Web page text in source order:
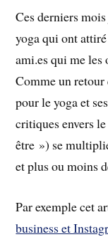
Ces derniers
yoga qui ont
ami.es qui me les
Comme un retour
pour le yoga et
critiques envers
être ») se
et plus ou moins
Par exemple cet
business et